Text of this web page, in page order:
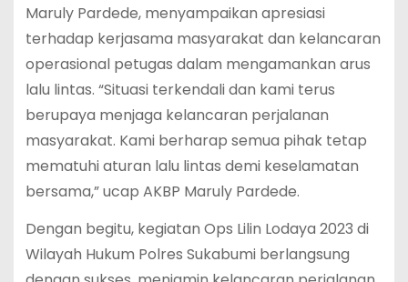
Maruly Pardede, menyampaikan apresiasi
terhadap kerjasama masyarakat dan kelancaran
operasional petugas dalam mengamankan arus
lalu lintas. “Situasi terkendali dan kami terus
berupaya menjaga kelancaran perjalanan
masyarakat. Kami berharap semua pihak tetap
mematuhi aturan lalu lintas demi keselamatan
bersama,” ucap AKBP Maruly Pardede.
Dengan begitu, kegiatan Ops Lilin Lodaya 2023 di
Wilayah Hukum Polres Sukabumi berlangsung